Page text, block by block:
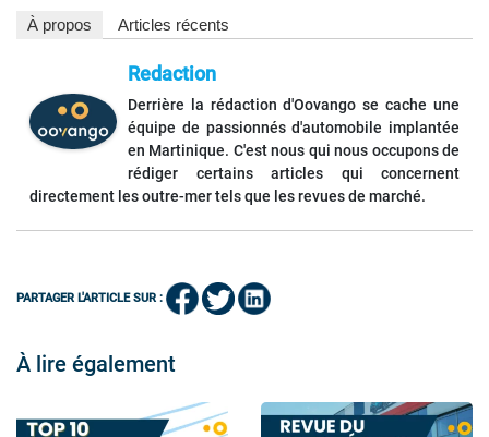
À propos Articles récents
Redaction
Derrière la rédaction d'Oovango se cache une
équipe de passionnés d'automobile implantée
en Martinique. C'est nous qui nous occupons de
rédiger certains articles qui concernent
directement les outre-mer tels que les revues de marché.
PARTAGER L'ARTICLE SUR :
À lire également